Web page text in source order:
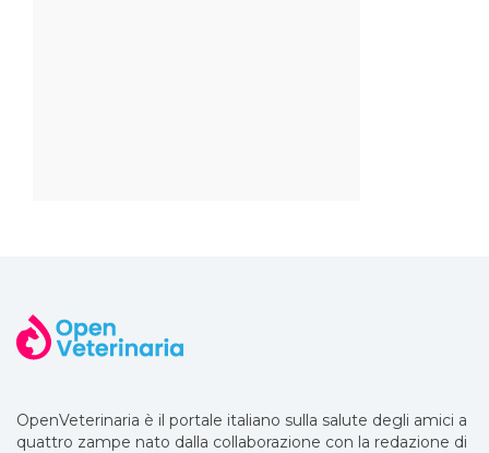
OpenVeterinaria è il portale italiano sulla salute degli amici a
quattro zampe nato dalla collaborazione con la redazione di